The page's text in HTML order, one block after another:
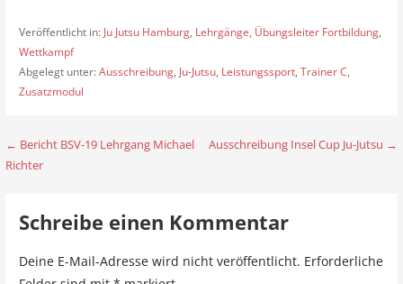
Veröffentlicht in: Ju Jutsu Hamburg, Lehrgänge, Übungsleiter Fortbildung,
Wettkampf
Abgelegt unter:Ausschreibung, Ju-Jutsu, Leistungssport, Trainer C,
Zusatzmodul
B
← Bericht BSV-19 Lehrgang Michael
Richter
Ausschreibung Insel Cup Ju-Jutsu →
Schreibe einen Kommentar
Deine E-Mail-Adresse wird nicht veröffentlicht. Erforderliche